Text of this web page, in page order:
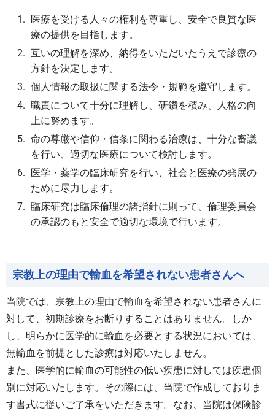
医療を受ける人々の権利を尊重し、安全で良質な医
療の提供を目指します。
互いの理解を深め、納得をいただいたうえで診療の
方針を決定します。
個人情報の取扱に関する法令・規範を遵守します。
職責について十分に理解し、研鑽を積み、人格の向
上に努めます。
命の尊厳や信仰・信条に関わる治療は、十分な審議
を行い、適切な医療について検討します。
医学・薬学の臨床研究を行い、社会と医療の発展の
ために尽力します。
臨床研究は臨床倫理の諸指針に則って、倫理委員会
の承認のもと安全で適切な環境で行います。
宗教上の理由で輸血を希望されない患者さんへ
当院では、宗教上の理由で輸血を希望されない患者さんに
対して、初期診療をお断りすることはありません。しか
し、明らかに医学的に輸血を必要とする状況においては、
無輸血を前提とした診療は対応いたしません。
また、医学的に輸血の可能性の低い疾患に対しては疾患個
別に対応いたします。その際には、当院で作成しておりま
す書式に従いご了承をいただきます。なお、当院は保険診